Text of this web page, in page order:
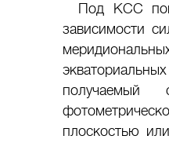
Под КСС
зависимости
получаемый
плоскостью